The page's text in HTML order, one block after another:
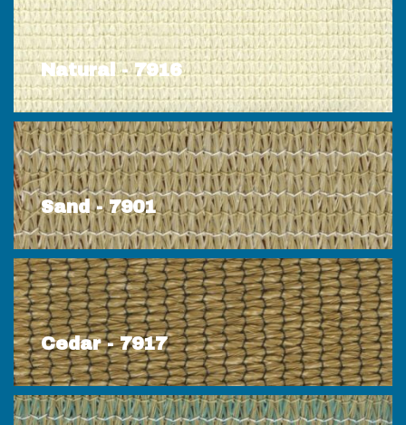
Natural - 7916
Sand - 7901
Cedar - 7917